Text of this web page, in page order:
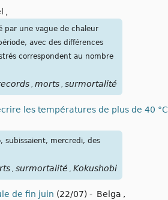
,
par une vague de chaleur
avec des différences
correspondent au nombre
, morts , surmortalité
les températures de plus de 40 °C
subissaient, mercredi, des
, surmortalité , Kokushobi
de fin juin (22/07) - Belga ,